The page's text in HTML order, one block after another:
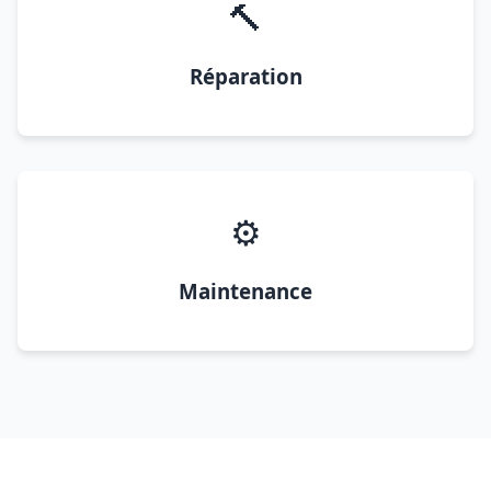
🔨
Réparation
⚙️
Maintenance